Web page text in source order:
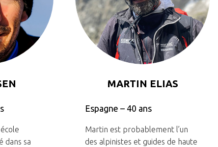
dans sa
MARTIN ELIAS
Espagne – 40 ans
Martin est probablement l’un
des alpinistes et guides de haute